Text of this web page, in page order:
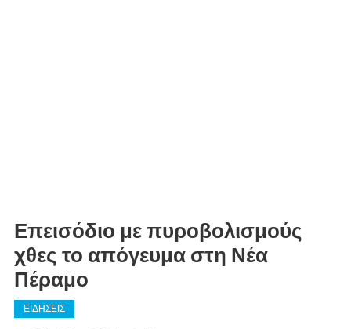
Επεισόδιο με πυροβολισμούς
χθες το απόγευμα στη Νέα
Πέραμο
ΕΙΔΗΣΕΙΣ